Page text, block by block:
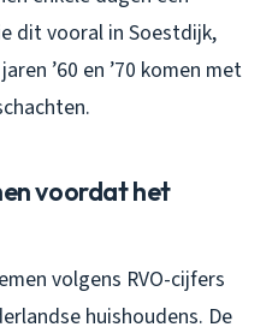
dit vooral in Soestdijk,
’60 en ’70 komen met
voordat het
volgens RVO-cijfers
huishoudens. De